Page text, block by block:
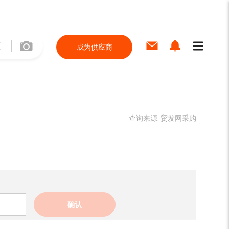
成为供应商
查询来源: 贸发网采购
确认